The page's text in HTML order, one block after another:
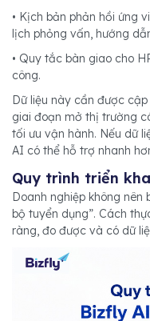
• Kịch bản phản hồi ứng
lịch phỏng vấn, hướng
• Quy tắc bàn giao cho
công.
Dữ liệu này cần được
giai đoạn mở thị trường
tối ưu vận hành. Nếu dữ
AI có thể hỗ trợ nhanh
Quy trình triển
Doanh nghiệp không
bộ tuyển dụng”. Cách
ràng, đo được và có dữ